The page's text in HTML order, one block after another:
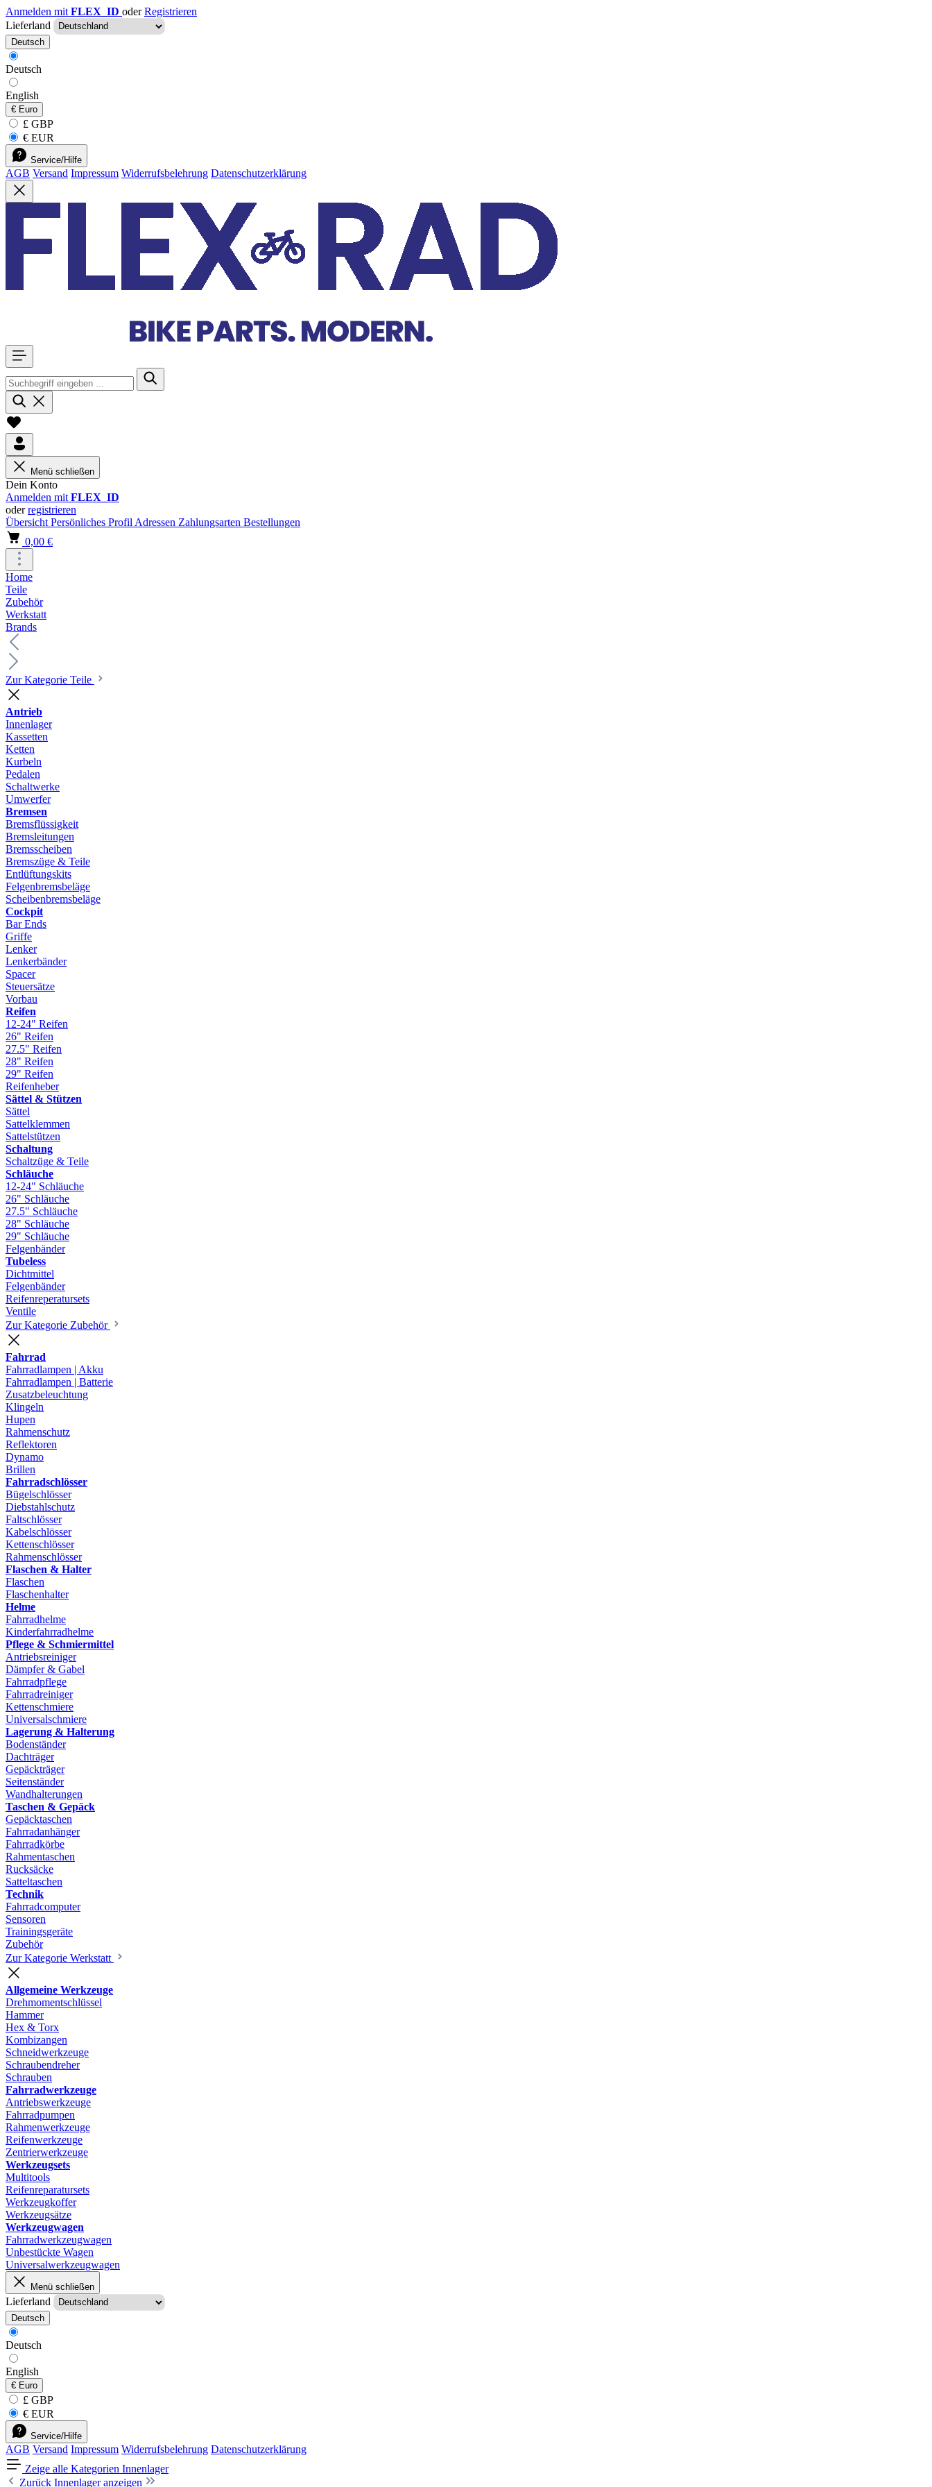
Anmelden mit FLEX_ID oder Registrieren
Lieferland
Deutsch
Deutsch
English
€ Euro
£ GBP
€ EUR
Service/Hilfe
AGB Versand Impressum Widerrufsbelehrung Datenschutzerklärung
Menü schließen
Dein Konto
Anmelden mit FLEX_ID
oderregistrieren
Übersicht Persönliches Profil Adressen Zahlungsarten Bestellungen
0,00 €
Home
Teile
Zubehör
Werkstatt
Brands
Zur Kategorie Teile
Antrieb
Innenlager
Kassetten
Ketten
Kurbeln
Pedalen
Schaltwerke
Umwerfer
Bremsen
Bremsflüssigkeit
Bremsleitungen
Bremsscheiben
Bremszüge & Teile
Entlüftungskits
Felgenbremsbeläge
Scheibenbremsbeläge
Cockpit
Bar Ends
Griffe
Lenker
Lenkerbänder
Spacer
Steuersätze
Vorbau
Reifen
12-24" Reifen
26" Reifen
27.5" Reifen
28" Reifen
29" Reifen
Reifenheber
Sättel & Stützen
Sättel
Sattelklemmen
Sattelstützen
Schaltung
Schaltzüge & Teile
Schläuche
12-24" Schläuche
26" Schläuche
27.5" Schläuche
28" Schläuche
29" Schläuche
Felgenbänder
Tubeless
Dichtmittel
Felgenbänder
Reifenreperatursets
Ventile
Zur Kategorie Zubehör
Fahrrad
Fahrradlampen | Akku
Fahrradlampen | Batterie
Zusatzbeleuchtung
Klingeln
Hupen
Rahmenschutz
Reflektoren
Dynamo
Brillen
Fahrradschlösser
Bügelschlösser
Diebstahlschutz
Faltschlösser
Kabelschlösser
Kettenschlösser
Rahmenschlösser
Flaschen & Halter
Flaschen
Flaschenhalter
Helme
Fahrradhelme
Kinderfahrradhelme
Pflege & Schmiermittel
Antriebsreiniger
Dämpfer & Gabel
Fahrradpflege
Fahrradreiniger
Kettenschmiere
Universalschmiere
Lagerung & Halterung
Bodenständer
Dachträger
Gepäckträger
Seitenständer
Wandhalterungen
Taschen & Gepäck
Gepäcktaschen
Fahrradanhänger
Fahrradkörbe
Rahmentaschen
Rucksäcke
Satteltaschen
Technik
Fahrradcomputer
Sensoren
Trainingsgeräte
Zubehör
Zur Kategorie Werkstatt
Allgemeine Werkzeuge
Drehmomentschlüssel
Hammer
Hex & Torx
Kombizangen
Schneidwerkzeuge
Schraubendreher
Schrauben
Fahrradwerkzeuge
Antriebswerkzeuge
Fahrradpumpen
Rahmenwerkzeuge
Reifenwerkzeuge
Zentrierwerkzeuge
Werkzeugsets
Multitools
Reifenreparatursets
Werkzeugkoffer
Werkzeugsätze
Werkzeugwagen
Fahrradwerkzeugwagen
Unbestückte Wagen
Universalwerkzeugwagen
Menü schließen
Lieferland
Deutsch
Deutsch
English
€ Euro
£ GBP
€ EUR
Service/Hilfe
AGB Versand Impressum Widerrufsbelehrung Datenschutzerklärung
Zeige alle Kategorien Innenlager
Zurück Innenlager anzeigen